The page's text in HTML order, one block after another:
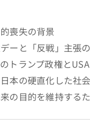
喪失の背景
ーと「反戦」主張
トランプ政権と
本の硬直化した社
の目的を維持する